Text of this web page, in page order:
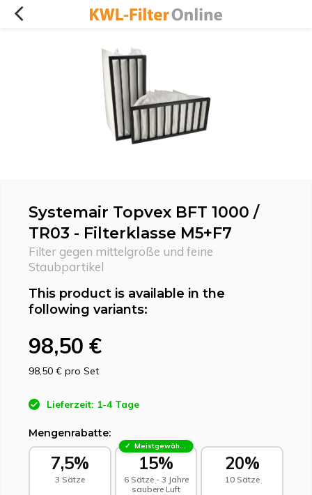
Systemair Topvex BFT 1000 /
TR03 - Filterklasse M5+F7
Filter gegen mittelgroße und feine
Staubpartikel
This product is available in the
following variants:
98,50 €
98,50 € pro Set
Lieferzeit: 1-4 Tage
Mengenrabatte:
7,5%
3 Sätze
Meistgewählt - Nachhaltige Wahl
15%
6 Sätze - 3 Jahre
saubere Luft
20%
10 Sätze